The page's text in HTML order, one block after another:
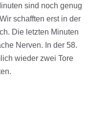
sind noch genug
schafften erst in der
Die letzten Minuten
Nerven. In der 58.
wieder zwei Tore